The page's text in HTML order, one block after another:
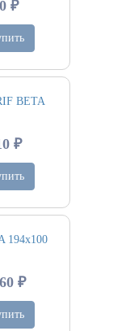
₽
BETA
₽
194х100
₽